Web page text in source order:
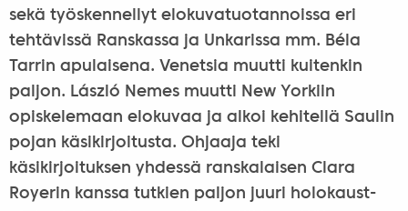
sekä työskennellyt elokuvatuotannoissa eri
tehtävissä Ranskassa ja Unkarissa mm. Béla
Tarrin apulaisena. Venetsia muutti kuitenkin
paljon. László Nemes muutti New Yorkiin
opiskelemaan elokuvaa ja alkoi kehitellä Saulin
pojan käsikirjoitusta. Ohjaaja teki
käsikirjoituksen yhdessä ranskalaisen Clara
Royerin kanssa tutkien paljon juuri holokaust-